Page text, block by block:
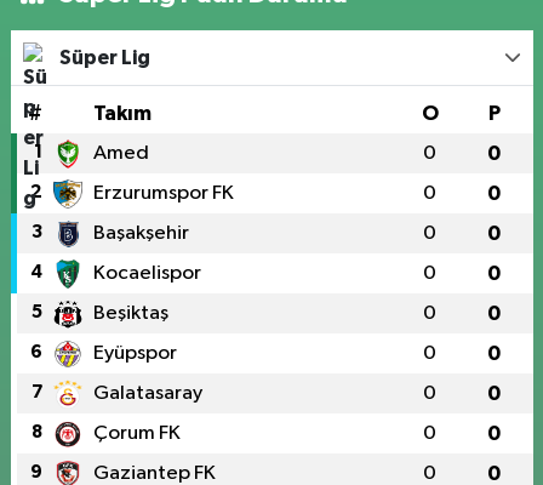
Süper Lig
# Takım O P
1 Amed 0 0
2 Erzurumspor FK 0 0
3 Başakşehir 0 0
4 Kocaelispor 0 0
5 Beşiktaş 0 0
6 Eyüpspor 0 0
7 Galatasaray 0 0
8 Çorum FK 0 0
9 Gaziantep FK 0 0